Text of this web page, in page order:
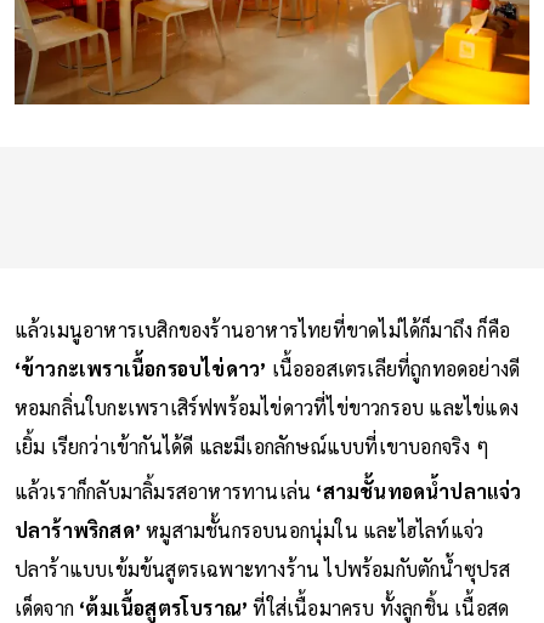
แล้วเมนูอาหารเบสิกของร้านอาหารไทยที่ขาดไม่ได้ก็มาถึง ก็คือ
‘ข้าวกะเพราเนื้อกรอบไข่ดาว’ เนื้อออสเตรเลียที่ถูกทอดอย่างดี
หอมกลิ่นใบกะเพราเสิร์ฟพร้อมไข่ดาวที่ไข่ขาวกรอบ และไข่แดง
เยิ้ม เรียกว่าเข้ากันได้ดี และมีเอกลักษณ์แบบที่เขาบอกจริง ๆ
แล้วเราก็กลับมาลิ้มรสอาหารทานเล่น ‘สามชั้นทอดน้ำปลาแจ่ว
ปลาร้าพริกสด’หมูสามชั้นกรอบนอกนุ่มใน และไฮไลท์แจ่ว
ปลาร้าแบบเข้มข้นสูตรเฉพาะทางร้าน ไปพร้อมกับตักน้ำซุปรส
เด็ดจาก ‘ต้มเนื้อสูตรโบราณ’ที่ใส่เนื้อมาครบ ทั้งลูกชิ้น เนื้อสด